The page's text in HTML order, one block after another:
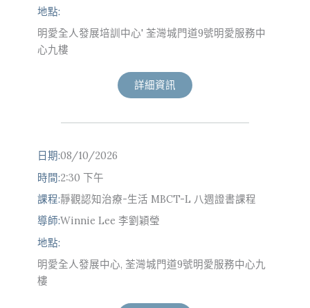
地點:
明愛全人發展培訓中心' 荃灣城門道9號明愛服務中
心九樓
詳細資訊
日期:08/10/2026
時間:2:30 下午
課程:靜觀認知治療-生活 MBCT-L 八週證書課程
導師:Winnie Lee 李劉穎瑩
地點:
明愛全人發展中心, 荃灣城門道9號明愛服務中心九
樓